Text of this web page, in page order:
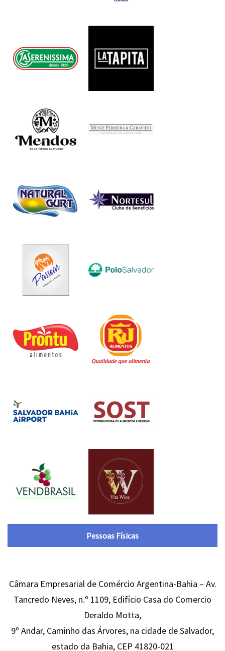
Pessoas Físicas
Câmara Empresarial de Comércio Argentina-Bahia – Av.
Tancredo Neves, n.º 1109, Edifício Casa do Comercio
Deraldo Motta,
9º Andar, Caminho das Árvores, na cidade de Salvador,
estado da Bahia, CEP 41820-021